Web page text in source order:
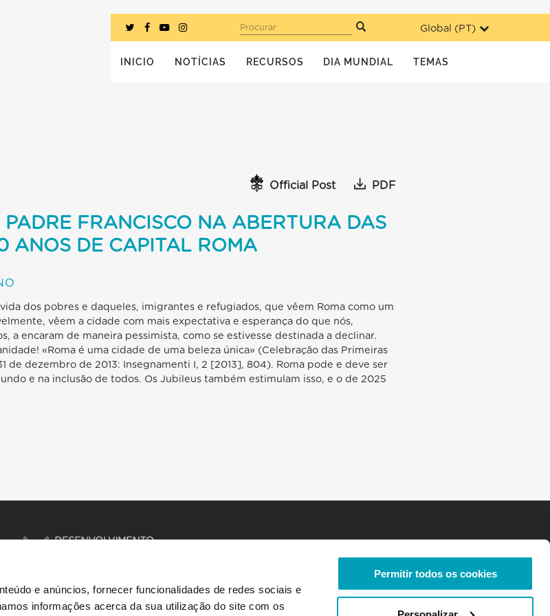
e anúncios, fornecer funcionalidades de redes sociais e
informações acerca da sua utilização do site com os
Permitir todos os cookies
Global (PT)
Procurar
INICIO NOTÍCIAS RECURSOS DIA MUNDIAL TEMAS
Official Post PDF
PADRE FRANCISCO NA ABERTURA DAS
ANOS DE CAPITAL ROMA
dos pobres e daqueles, imigrantes e refugiados, que vêem Roma como um
vêem a cidade com mais expectativa e esperança do que nós,
a encaram de maneira pessimista, como se estivesse destinada a declinar.
«Roma é uma cidade de uma beleza única» (Celebração das Primeiras
de dezembro de 2013: Insegnamenti I, 2 [2013], 804). Roma pode e deve ser
e na inclusão de todos. Os Jubileus também estimulam isso, e o de 2025
HISTÓRIAS RECURSOS